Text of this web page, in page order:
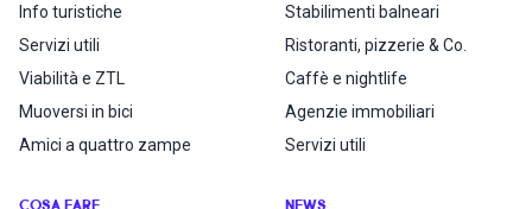
Info turistiche
Servizi utili
Viabilità e ZTL
Muoversi in bici
Amici a quattro zampe
Stabilimenti balneari
Ristoranti, pizzerie & Co.
Caffè e nightlife
Agenzie immobiliari
Servizi utili